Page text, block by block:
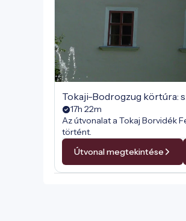
Tokaji-Bodrogzug körtúra:
17h 22m
Az útvonalat a Tokaj Borvidék
történt.
Útvonal megtekintése